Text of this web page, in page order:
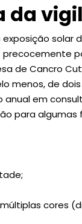
da
solar
de Cancro
menos, de
em
para algumas
cores